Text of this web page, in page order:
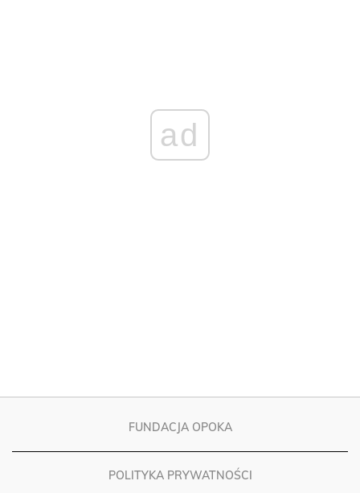
FUNDACJA OPOKA
POLITYKA PRYWATNOŚCI